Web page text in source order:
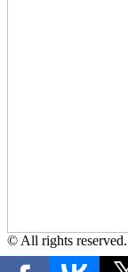
© All rights